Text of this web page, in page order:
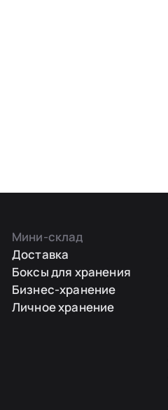
Мини-склад
Доставка
Боксы для хранения
Бизнес-хранение
Личное хранение